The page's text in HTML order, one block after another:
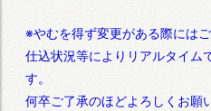
※やむを得ず変更がある際にはご
仕込状況等によりリアルタイム
す。
何卒ご了承のほどよろしくお願